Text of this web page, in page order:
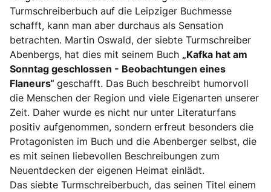
Turmschreiberbuch auf die Leipziger Buchmesse
schafft, kann man aber durchaus als Sensation
betrachten. Martin Oswald, der siebte Turmschreiber
Abenbergs, hat dies mit seinem Buch „Kafka hat am
Sonntag geschlossen - Beobachtungen eines
Flaneurs“ geschafft. Das Buch beschreibt humorvoll
die Menschen der Region und viele Eigenarten unserer
Zeit. Daher wurde es nicht nur unter Literaturfans
positiv aufgenommen, sondern erfreut besonders die
Protagonisten im Buch und die Abenberger selbst, die
es mit seinen liebevollen Beschreibungen zum
Neuentdecken der eigenen Heimat einlädt.
Das siebte Turmschreiberbuch, das seinen Titel einem